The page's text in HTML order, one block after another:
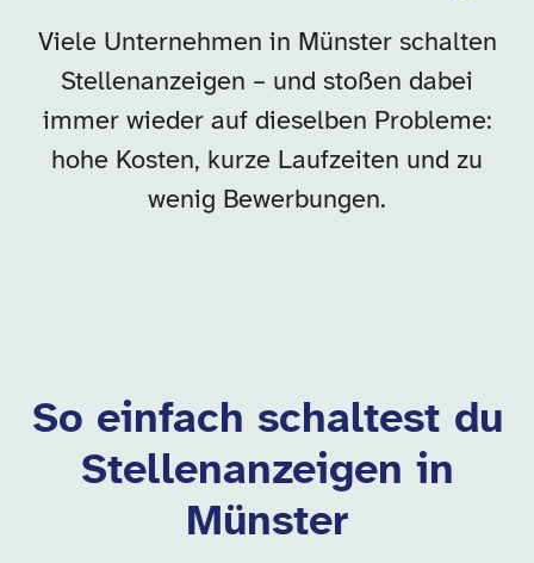
Viele Unternehmen in Münster schalten
Stellenanzeigen – und stoßen dabei
immer wieder auf dieselben Probleme:
hohe Kosten, kurze Laufzeiten und zu
wenig Bewerbungen.
So einfach schaltest du
Stellenanzeigen in
Münster